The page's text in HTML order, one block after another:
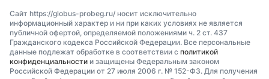
Сайт https://globus-probeg.ru/ носит исключительно
информационный характер и ни при каких условиях не является
публичной офертой, определяемой положениями ч. 2 ст. 437
Гражданского кодекса Российской Федерации. Все персональные
данные подлежат обработке в соответствии с политикой
конфиденциальности и защищены Федеральным законом
Российской Федерации от 27 июля 2006 г. № 152-ФЗ. Для получения